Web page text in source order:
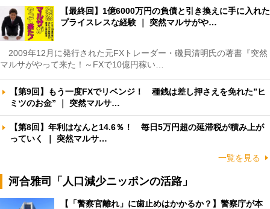
【最終回】1億6000万円の負債と引き換えに手に入れた
プライスレスな経験 ｜ 突然マルサがや…
2009年12月に発行された元FXトレーダー・磯貝清明氏の著書『突然
マルサがやって来た！～FXで10億円稼い…
【第9回】もう一度FXでリベンジ！ 種銭は差し押さえを免れた”ヒ
ミツのお金” ｜ 突然マルサ…
【第8回】年利はなんと14.6％！ 毎日5万円超の延滞税が積み上が
っていく ｜ 突然マルサ…
一覧を見る
河合雅司「人口減少ニッポンの活路」
【「警察官離れ」に歯止めはかかるか？】警察庁が本